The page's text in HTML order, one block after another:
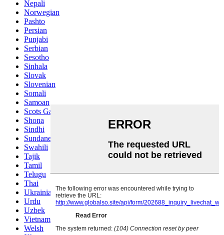
Nepali
Norwegian
Pashto
Persian
Punjabi
Serbian
Sesotho
Sinhala
Slovak
Slovenian
Somali
Samoan
Scots Gaelic
Shona
Sindhi
Sundanese
Swahili
Tajik
Tamil
Telugu
Thai
Ukrainian
Urdu
Uzbek
Vietnamese
Welsh